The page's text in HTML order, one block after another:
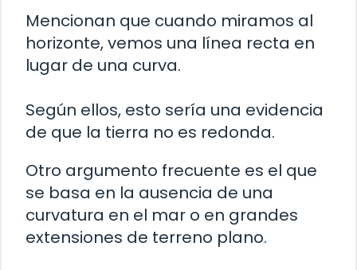
Mencionan que cuando miramos al
horizonte, vemos una línea recta en
lugar de una curva.
Según ellos, esto sería una evidencia
de que la tierra no es redonda.
Otro argumento frecuente es el que
se basa en la ausencia de una
curvatura en el mar o en grandes
extensiones de terreno plano.